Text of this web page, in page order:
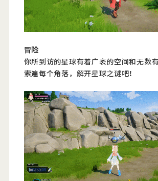
冒险
你所到访的星球有着广袤的空间和无数
索遍每个角落，解开星球之谜吧！